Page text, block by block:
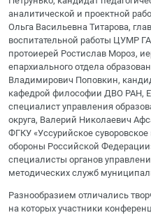
аналитической и проектной
Ольга Васильевна Титарова,
воспитательной работы ЦУМР
протоиерей Ростислав Мороз,
епархиального отдела
Владимирович Поповкин,
кафедрой философии ДВО РАН,
специалист управления
округа, Валерий Николаевич
ФГКУ «Уссурийское
обороны Российской
специалисты органов
методических служб
Разнообразием отличались
на которых участники